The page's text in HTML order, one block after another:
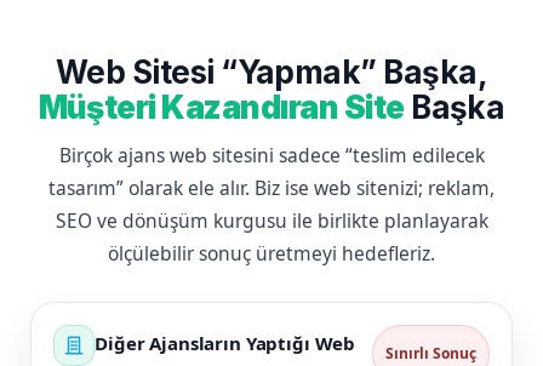
Web Sitesi “Yapmak” Başka,
Müşteri Kazandıran SiteBaşka
Birçok ajans web sitesini sadece “teslim edilecek
tasarım” olarak ele alır. Biz ise web sitenizi; reklam,
SEO ve dönüşüm kurgusu ile birlikte planlayarak
ölçülebilir sonuç üretmeyi hedefleriz.
Diğer Ajansların Yaptığı Web
Sınırlı Sonuç